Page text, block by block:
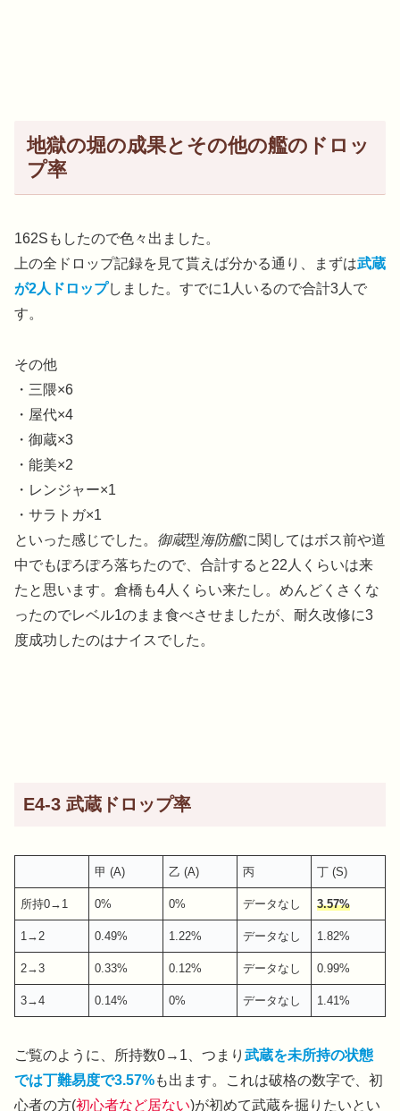
地獄の堀の成果とその他の艦のドロッ
プ率
162Sもしたので色々出ました。
上の全ドロップ記録を見て貰えば分かる通り、まずは武蔵
が2人ドロップしました。すでに1人いるので合計3人で
す。
その他
・三隈×6
・屋代×4
・御蔵×3
・能美×2
・レンジャー×1
・サラトガ×1
といった感じでした。 御蔵型海防艦に関してはボス前や道
中でもぽろぽろ落ちたので、合計すると22人くらいは来
たと思います。倉橋も4人くらい来たし。めんどくさくな
ったのでレベル1のまま食べさせましたが、耐久改修に3
度成功したのはナイスでした。
E4-3 武蔵ドロップ率
甲 (A) 乙 (A) 丙 丁 (S)
所持0→1 0% 0% データなし 3.57%
1→2 0.49% 1.22% データなし 1.82%
2→3 0.33% 0.12% データなし 0.99%
3→4 0.14% 0% データなし 1.41%
ご覧のように、所持数0→1、つまり 武蔵を未所持の状態
では丁難易度で3.57%も出ます。これは破格の数字で、初
心者の方(初心者など居ない)が初めて武蔵を掘りたいとい